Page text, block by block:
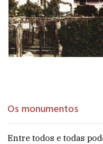
Os monumentos
Entre todos e todas